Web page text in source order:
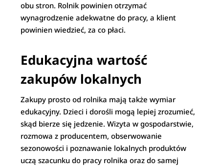
obu stron. Rolnik powinien otrzymać
wynagrodzenie adekwatne do pracy, a klient
powinien wiedzieć, za co płaci.
Edukacyjna wartość
zakupów lokalnych
Zakupy prosto od rolnika mają także wymiar
edukacyjny. Dzieci i dorośli mogą lepiej zrozumieć,
skąd bierze się jedzenie. Wizyta w gospodarstwie,
rozmowa z producentem, obserwowanie
sezonowości i poznawanie lokalnych produktów
uczą szacunku do pracy rolnika oraz do samej